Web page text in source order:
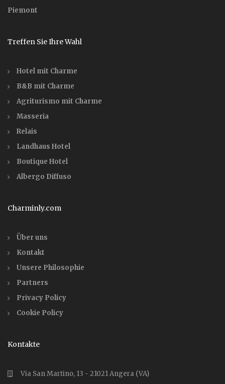
Piemont
Treffen Sie Ihre Wahl
Hotel mit Charme
B&B mit Charme
Agriturismo mit Charme
Masseria
Relais
Landhaus Hotel
Boutique Hotel
Albergo Diffuso
Charminly.com
Über uns
Kontakt
Unsere Philosophie
Partners
Privacy Policy
Cookie Policy
Kontakte
Via San Martino, 13 - 21021 Angera (VA)